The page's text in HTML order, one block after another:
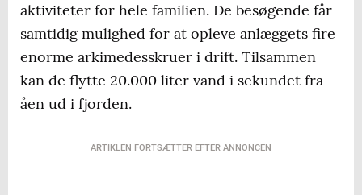
aktiviteter for hele familien. De besøgende får
samtidig mulighed for at opleve anlæggets fire
enorme arkimedesskruer i drift. Tilsammen
kan de flytte 20.000 liter vand i sekundet fra
åen ud i fjorden.
ARTIKLEN FORTSÆTTER EFTER ANNONCEN